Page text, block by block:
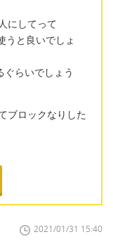
にしてって
と良いでしょ
らいでしょう
ブロックなりした
2021/01/31 15:40